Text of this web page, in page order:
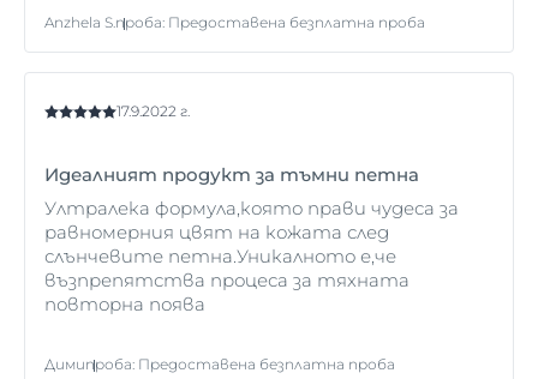
Anzhela S.проба: Предоставена безплатна проба
17.9.2022 г.
Идеалният продукт за тъмни петна
Ултралека формула,която прави чудеса за
равномерния цвят на кожата след
слънчевите петна.Уникалното е,че
възпрепятства процеса за тяхната
повторна поява
Димипроба: Предоставена безплатна проба